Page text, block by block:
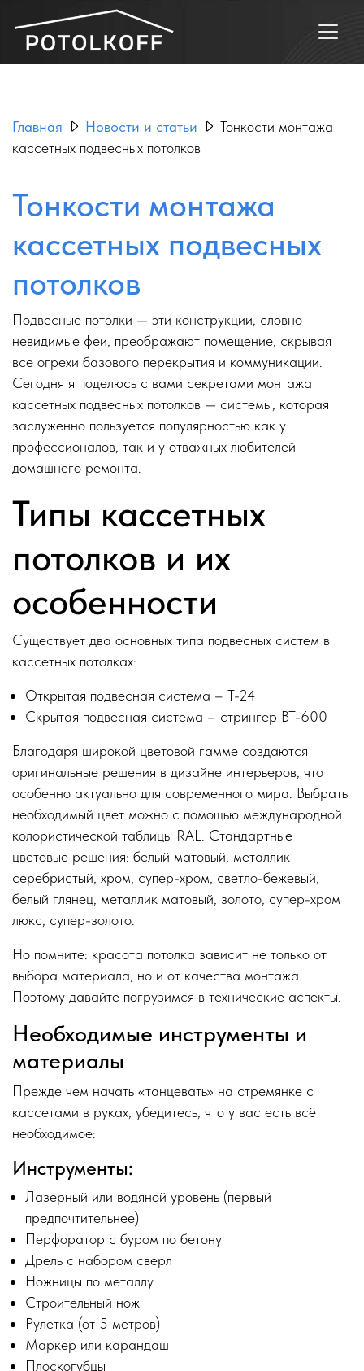
Главная Новости и статьи
Тонкости монтажа
кассетных подвесных потолков
Тонкости монтажа
кассетных подвесных
потолков
Подвесные потолки — эти конструкции, словно
невидимые феи, преображают помещение, скрывая
все огрехи базового перекрытия и коммуникации.
Сегодня я поделюсь с вами секретами монтажа
кассетных подвесных потолков — системы, которая
заслуженно пользуется популярностью как у
профессионалов, так и у отважных любителей
домашнего ремонта.
Типы кассетных
потолков и их
особенности
Существует два основных типа подвесных систем в
кассетных потолках:
Открытая подвесная система – Т-24
Скрытая подвесная система – стрингер ВТ-600
Благодаря широкой цветовой гамме создаются
оригинальные решения в дизайне интерьеров, что
особенно актуально для современного мира. Выбрать
необходимый цвет можно с помощью международной
колористической таблицы RAL. Стандартные
цветовые решения: белый матовый, металлик
серебристый, хром, супер-хром, светло-бежевый,
белый глянец, металлик матовый, золото, супер-хром
люкс, супер-золото.
Но помните: красота потолка зависит не только от
выбора материала, но и от качества монтажа.
Поэтому давайте погрузимся в технические аспекты.
Необходимые инструменты и
материалы
Прежде чем начать «танцевать» на стремянке с
кассетами в руках, убедитесь, что у вас есть всё
необходимое:
Инструменты:
Лазерный или водяной уровень (первый
предпочтительнее)
Перфоратор с буром по бетону
Дрель с набором сверл
Ножницы по металлу
Строительный нож
Рулетка (от 5 метров)
Маркер или карандаш
Плоскогубцы